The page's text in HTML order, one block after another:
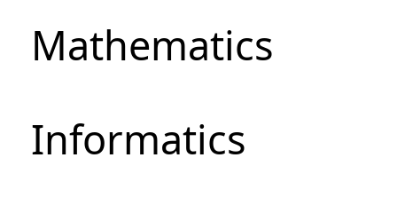
Mathematics
Informatics